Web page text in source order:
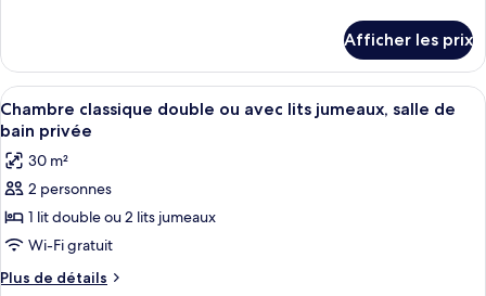
économique
avec
lits
jumeaux,
2
lits
jumeaux,
salle
de
bains
Chambre
économique
avec
lits
jumeaux,
2
lits
jumeaux,
salle
de
commune
Afficher les prix
Afficher
toutes
les
photos
pour
ce
type
de
Une chambre à coucher avec un lit,
36
Chambre classique double ou avec lits jumeaux, salle de
bain privée
30 m²
2 personnes
1 lit double ou 2 lits jumeaux
Wi-Fi gratuit
Plus de détails
Plus